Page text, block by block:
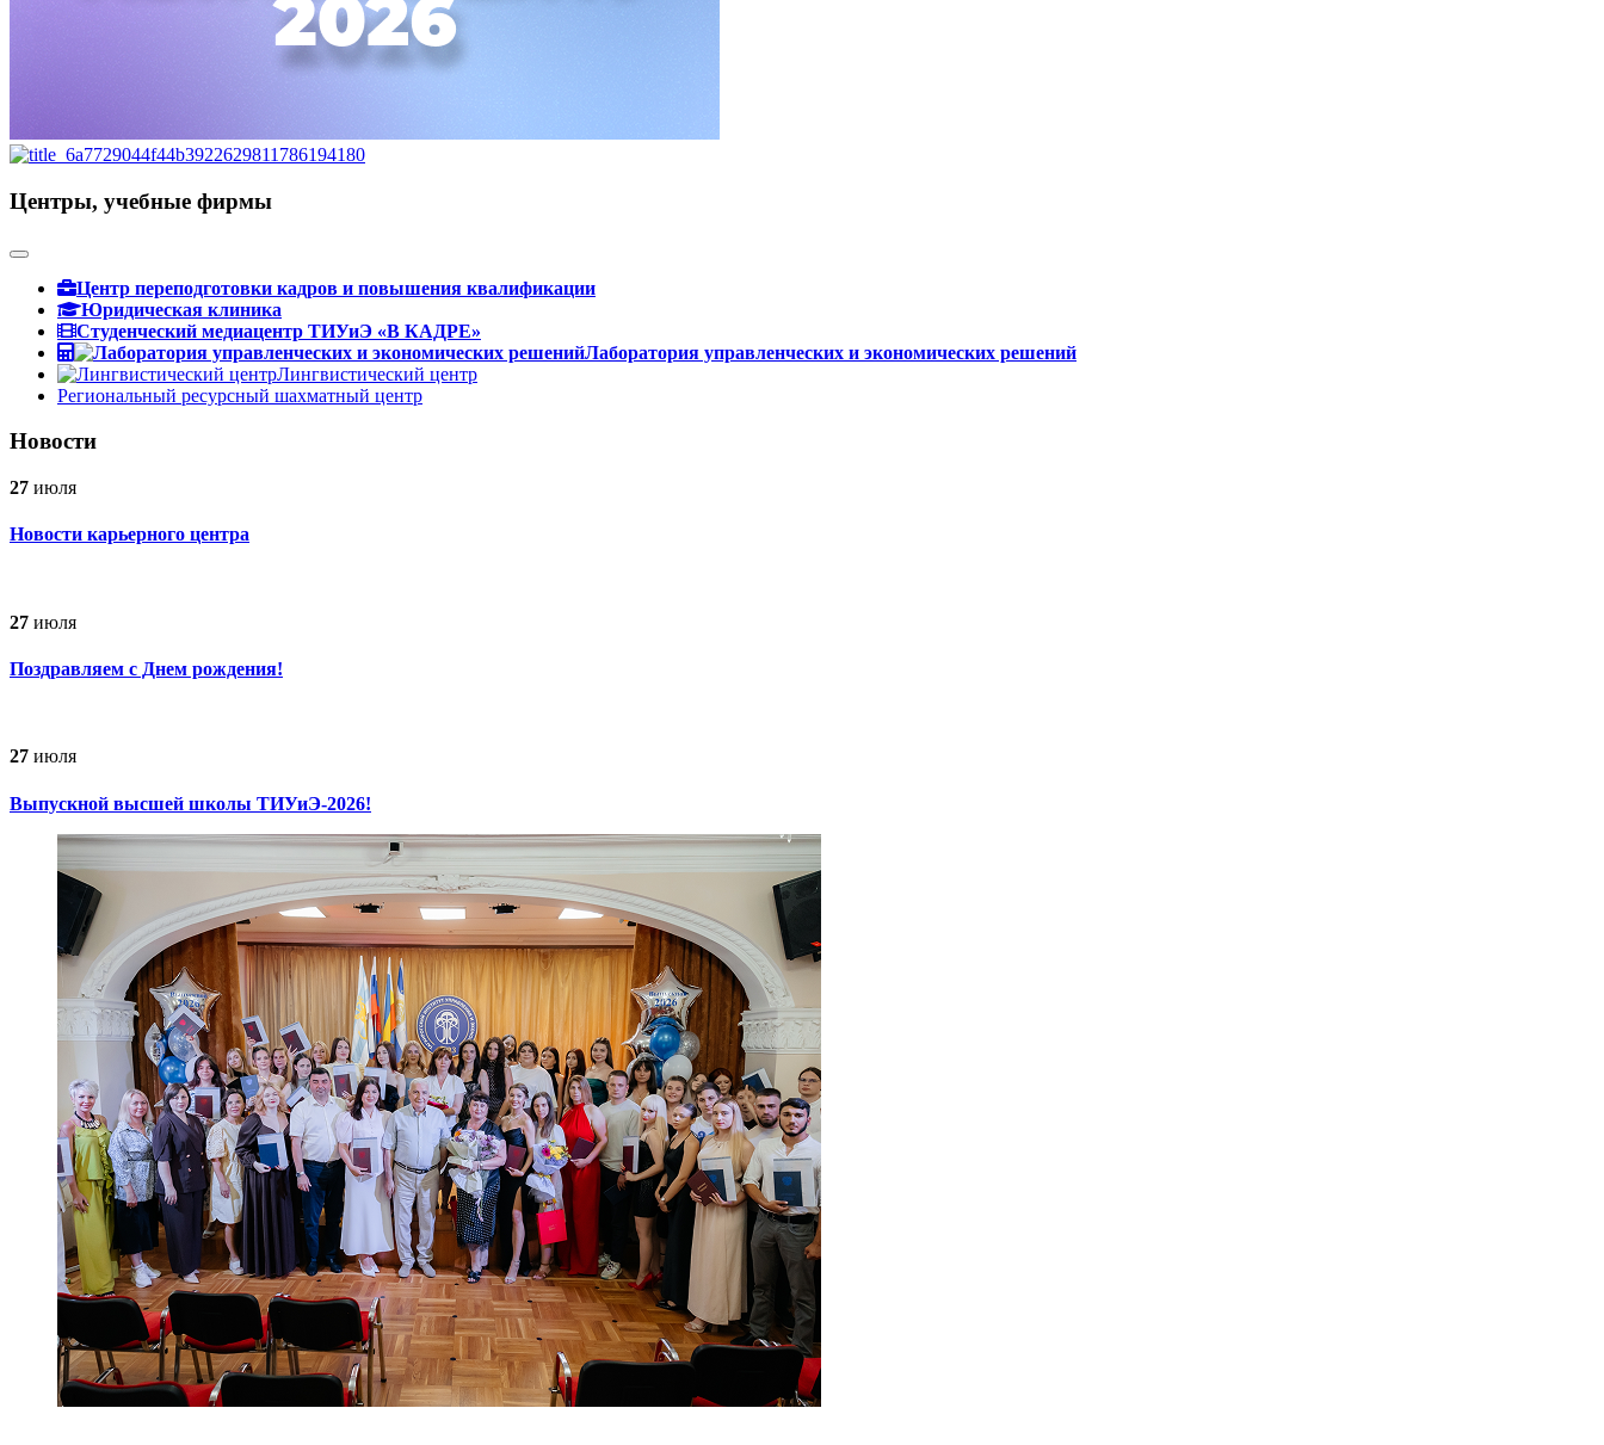
Центры, учебные фирмы
Центр переподготовки кадров и повышения квалификации
Юридическая клиника
Студенческий медиацентр ТИУиЭ «В КАДРЕ»
Лаборатория управленческих и экономических решений
Лингвистический центр
Региональный ресурсный шахматный центр
Новости
27 июля
Новости карьерного центра
27 июля
Поздравляем с Днем рождения!
27 июля
Выпускной высшей школы ТИУиЭ-2026!